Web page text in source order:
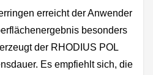
erreicht der Anwender
besonders
der RHODIUS POL
Es empfiehlt sich, die